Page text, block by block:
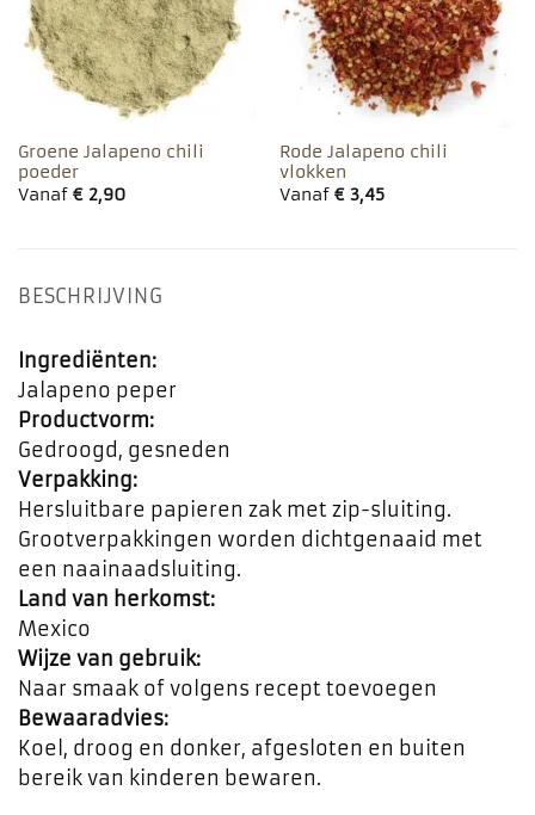
Groene Jalapeno chili
poeder
Vanaf €2,90
Rode Jalapeno chili
vlokken
Vanaf €3,45
BESCHRIJVING
Ingrediënten:
Jalapeno peper
Productvorm:
Gedroogd, gesneden
Verpakking:
Hersluitbare papieren zak met zip-sluiting.
Grootverpakkingen worden dichtgenaaid met
een naainaadsluiting.
Land van herkomst:
Mexico
Wijze van gebruik:
Naar smaak of volgens recept toevoegen
Bewaaradvies:
Koel, droog en donker, afgesloten en buiten
bereik van kinderen bewaren.